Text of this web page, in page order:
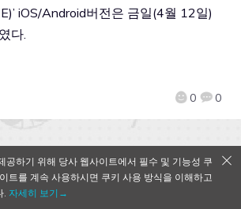
0 0
iOS/Android버전은 금일(4월 12일)
다.
Limited © 2026
공하기 위해 당사 웹사이트에서 필수 및 기능성 쿠
트를 계속 사용하시면 쿠키 사용 방식을 이해하고
. 자세히 보기→